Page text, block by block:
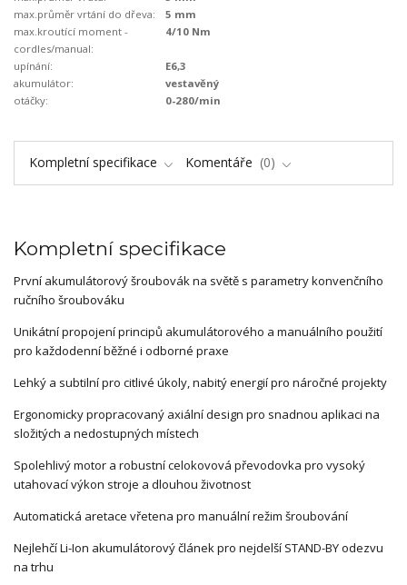
max.průměr vrtání do dřeva:
5 mm
max.kroutící moment -
cordles/manual:
4/10 Nm
upínání:
E6,3
akumulátor:
vestavěný
otáčky:
0-280/min
Kompletní specifikace Komentáře 0
Kompletní specifikace
První akumulátorový šroubovák na světě s parametry konvenčního
ručního šroubováku
Unikátní propojení principů akumulátorového a manuálního použití
pro každodenní běžné i odborné praxe
Lehký a subtilní pro citlivé úkoly, nabitý energií pro náročné projekty
Ergonomicky propracovaný axiální design pro snadnou aplikaci na
složitých a nedostupných místech
Spolehlivý motor a robustní celokovová převodovka pro vysoký
utahovací výkon stroje a dlouhou životnost
Automatická aretace vřetena pro manuální režim šroubování
Nejlehčí Li-Ion akumulátorový článek pro nejdelší STAND-BY odezvu
na trhu